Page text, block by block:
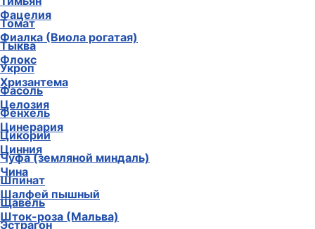
Фацелия
Фиалка (Виола рогатая)
Флокс
Хризантема
Целозия
Цинерария
Цинния
Чина
Шалфей пышный
Шток-роза (Мальва)
Томат
Тыква
Укроп
Фасоль
Фенхель
Цикорий
Чуфа (земляной миндаль)
Шпинат
Щавель
Эстрагон